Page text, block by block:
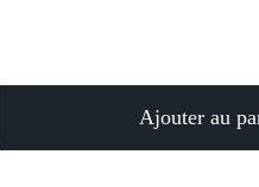
Ajouter au